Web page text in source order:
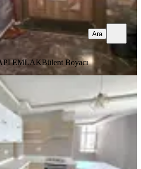
EMLAKBülent Boyacı
Ara
Göl Manzaralı 3+1
Daire️
Yeşilyurt Mahallesi
180 m²·9. Kat · 07.08.2026
₺